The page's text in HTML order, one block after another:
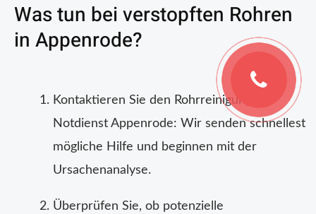
Was tun bei verstopften Rohren
in Appenrode?
Kontaktieren Sie den Rohrreinigung
Notdienst Appenrode: Wir senden schnellest
mögliche Hilfe und beginnen mit der
Ursachenanalyse.
Überprüfen Sie, ob potenzielle